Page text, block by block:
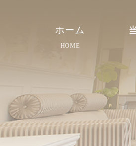
ホーム
HOME
院内紹
スタッ